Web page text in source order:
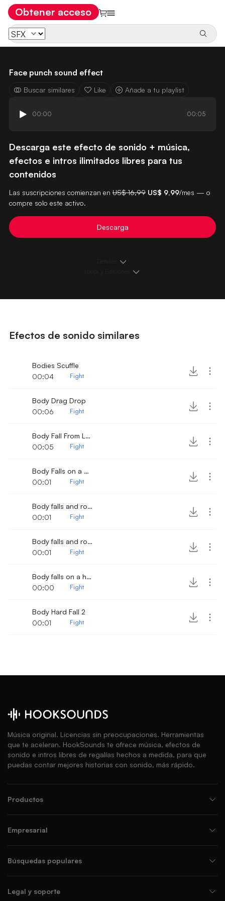
Obtener acceso
Face punch sound effect
Buscar similares Like Añade a tu playlist
00:00 00:05
Descarga este efecto de sonido + música,
efectos e intros ilimitados libres para tus
contenidos
Las suscripciones comienzan en US$ 16,99 US$ 9,99/mes — o
compre solo este activo.
Descarga
Efectos de sonido similares
Bodies Scuffle
00:04
Fight
Body Drag Drop
00:06
Fight
Body Fall From Locker
00:05
Fight
Body Falls on a Wood surface 5
00:01
Fight
Body falls and rolls 2
00:01
Fight
Body falls and rolls
00:01
Fight
Body falls on a hard wood surface
00:00
Fight
Body Hard Fall 2
00:01
Fight
Música original. Licencias sin preocupaciones. Herramientas
que te aceleran. HookSounds te ofrece música, efectos de
sonido e intros libres de regalías hechos a medida, para que
puedas contar mejores historias con sonido, más rápido.
Productos
Empresarial
Búsquedas populares
Legal y soporte